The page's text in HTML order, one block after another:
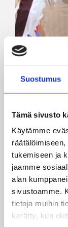
Suostumus
Tämä sivusto
Käytämme
tukemiseen ja
jaamme
alan
sivustoamme.
tietoja muihin
kerätty, kun
Korisliiga
Korisliigan
viimeiselle